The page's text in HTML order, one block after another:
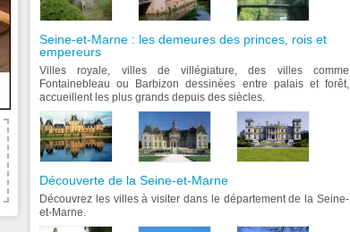
Seine-et-Marne : les demeures des princes, rois et
empereurs
Villes royale, villes de villégiature, des villes comme
Fontainebleau ou Barbizon dessinées entre palais et forêt,
accueillent les plus grands depuis des siècles.
Découverte de la Seine-et-Marne
Découvrez les villes à visiter dans le département de la Seine-
et-Marne.